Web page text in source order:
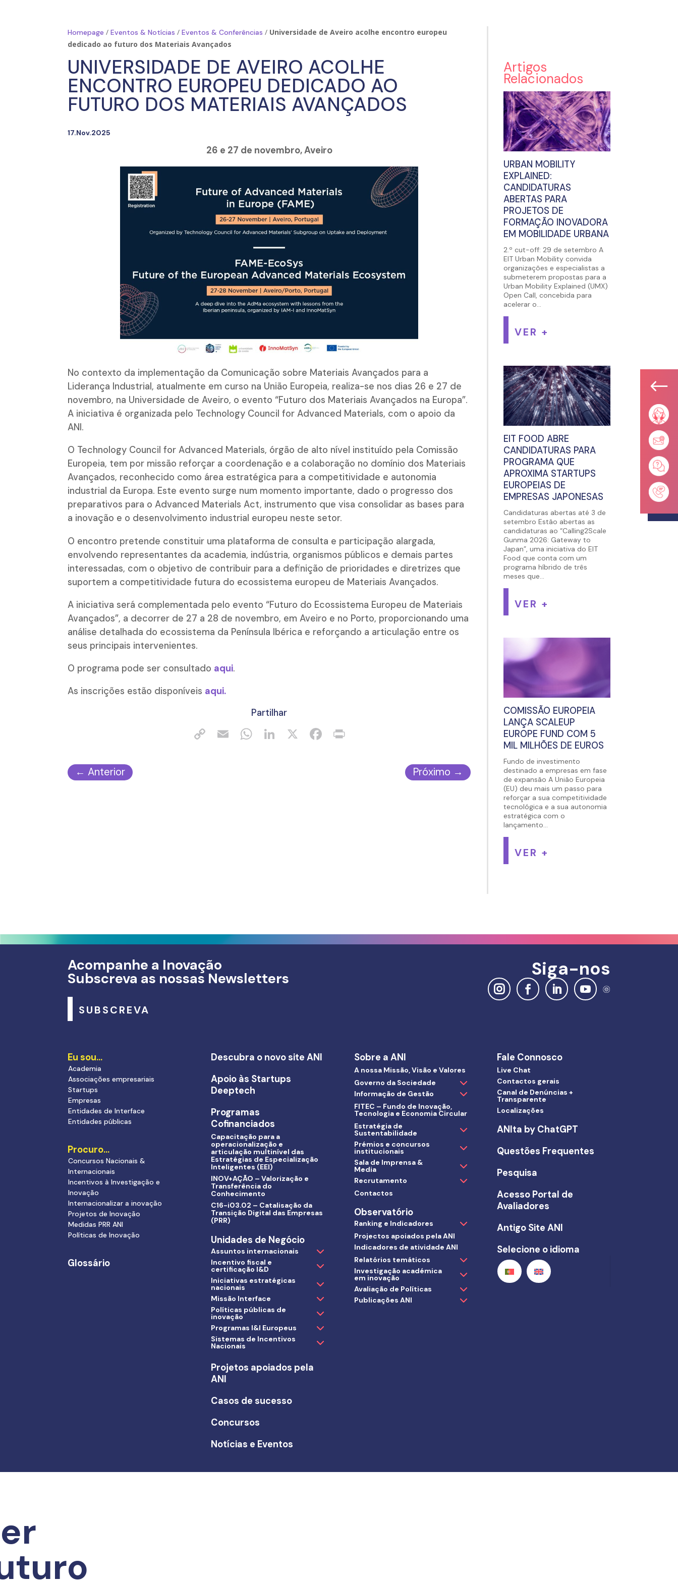
Homepage /Eventos & Notícias /Eventos & Conferências / Universidade de Aveiro acolhe encontro europeu
dedicado ao futuro dos Materiais Avançados
UNIVERSIDADE DE AVEIRO ACOLHE
ENCONTRO EUROPEU DEDICADO AO
FUTURO DOS MATERIAIS AVANÇADOS
17.Nov.2025
26 e 27 de novembro, Aveiro
No contexto da implementação da Comunicação sobre Materiais Avançados para a
Liderança Industrial, atualmente em curso na União Europeia, realiza-se nos dias 26 e 27 de
novembro, na Universidade de Aveiro, o evento “Futuro dos Materiais Avançados na Europa”.
A iniciativa é organizada pelo Technology Council for Advanced Materials, com o apoio da
ANI.
O Technology Council for Advanced Materials, órgão de alto nível instituído pela Comissão
Europeia, tem por missão reforçar a coordenação e a colaboração no domínio dos Materiais
Avançados, reconhecido como área estratégica para a competitividade e autonomia
industrial da Europa. Este evento surge num momento importante, dado o progresso dos
preparativos para o Advanced Materials Act, instrumento que visa consolidar as bases para
a inovação e o desenvolvimento industrial europeu neste setor.
O encontro pretende constituir uma plataforma de consulta e participação alargada,
envolvendo representantes da academia, indústria, organismos públicos e demais partes
interessadas, com o objetivo de contribuir para a definição de prioridades e diretrizes que
suportem a competitividade futura do ecossistema europeu de Materiais Avançados.
A iniciativa será complementada pelo evento “Futuro do Ecossistema Europeu de Materiais
Avançados”, a decorrer de 27 a 28 de novembro, em Aveiro e no Porto, proporcionando uma
análise detalhada do ecossistema da Península Ibérica e reforçando a articulação entre os
seus principais intervenientes.
O programa pode ser consultado aqui.
As inscrições estão disponíveis aqui.
Partilhar
←Anterior Próximo →
Artigos
Relacionados
URBAN MOBILITY
EXPLAINED:
CANDIDATURAS
ABERTAS PARA
PROJETOS DE
FORMAÇÃO INOVADORA
EM MOBILIDADE URBANA
2.º cut-off: 29 de setembro A
EIT Urban Mobility convida
organizações e especialistas a
submeterem propostas para a
Urban Mobility Explained (UMX)
Open Call, concebida para
acelerar o...
VER +
EIT FOOD ABRE
CANDIDATURAS PARA
PROGRAMA QUE
APROXIMA STARTUPS
EUROPEIAS DE
EMPRESAS JAPONESAS
Candidaturas abertas até 3 de
setembro Estão abertas as
candidaturas ao “Calling2Scale
Gunma 2026: Gateway to
Japan”, uma iniciativa do EIT
Food que conta com um
programa híbrido de três
meses que...
VER +
COMISSÃO EUROPEIA
LANÇA SCALEUP
EUROPE FUND COM 5
MIL MILHÕES DE EUROS
Fundo de investimento
destinado a empresas em fase
de expansão A União Europeia
(EU) deu mais um passo para
reforçar a sua competitividade
tecnológica e a sua autonomia
estratégica com o
lançamento...
VER +
#
Acompanhe a Inovação
Subscreva as nossas Newsletters
SUBSCREVA
Siga-nos
Eu sou…
Academia
Associações empresariais
Startups
Empresas
Entidades de Interface
Entidades públicas
Procuro…
Concursos Nacionais &
Internacionais
Incentivos à Investigação e
Inovação
Internacionalizar a inovação
Projetos de Inovação
Medidas PRR ANI
Políticas de Inovação
Glossário
Descubra o novo site ANI
Apoio às Startups
Deeptech
Programas
Cofinanciados
Capacitação para a
operacionalização e
articulação multinível das
Estratégias de Especialização
Inteligentes (EEI)
INOV+AÇÃO – Valorização e
Transferência do
Conhecimento
C16-i03.02 – Catalisação da
Transição Digital das Empresas
(PRR)
Unidades de Negócio
Assuntos internacionais
Incentivo fiscal e
certificação I&D
Iniciativas estratégicas
nacionais
Missão Interface
Políticas públicas de
inovação
Programas I&I Europeus
Sistemas de Incentivos
Nacionais
Projetos apoiados pela
ANI
Casos de sucesso
Concursos
Notícias e Eventos
Sobre a ANI
A nossa Missão, Visão e Valores
Governo da Sociedade
Informação de Gestão
FITEC – Fundo de Inovação,
Tecnologia e Economia Circular
Estratégia de
Sustentabilidade
Prémios e concursos
institucionais
Sala de Imprensa &
Media
Recrutamento
Contactos
Observatório
Ranking e Indicadores
Projectos apoiados pela ANI
Indicadores de atividade ANI
Relatórios temáticos
Investigação académica
em inovação
Avaliação de Políticas
Publicações ANI
Fale Connosco
Live Chat
Contactos gerais
Canal de Denúncias +
Transparente
Localizações
ANIta by ChatGPT
Questões Frequentes
Pesquisa
Acesso Portal de
Avaliadores
Antigo Site ANI
Selecione o idioma